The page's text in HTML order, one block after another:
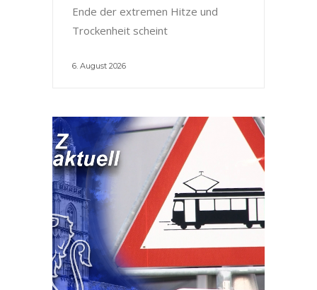
Ende der extremen Hitze und
Trockenheit scheint
6. August 2026